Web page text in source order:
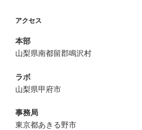
ン
アクセス
本部
山梨県南都留郡鳴沢村
ラボ
山梨県甲府市
事務局
東京都あきる野市